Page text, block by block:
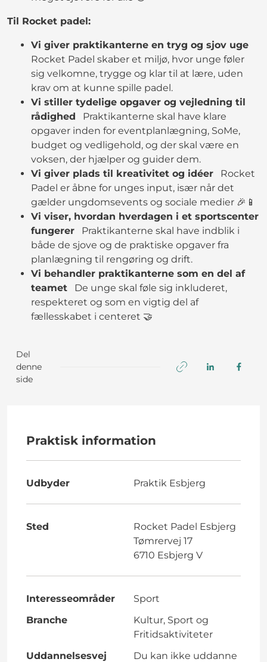
Til Rocket padel:
Vi giver praktikanterne en tryg og sjov uge
Rocket Padel skaber et miljø, hvor unge føler
sig velkomne, trygge og klar til at lære, uden
krav om at kunne spille padel.
Vi stiller tydelige opgaver og vejledning til
rådighed Praktikanterne skal have klare
opgaver inden for eventplanlægning, SoMe,
budget og vedligehold, og der skal være en
voksen, der hjælper og guider dem.
Vi giver plads til kreativitet og idéer Rocket
Padel er åbne for unges input, især når det
gælder ungdomsevents og sociale medier 🎉📱
Vi viser, hvordan hverdagen i et sportscenter
fungerer Praktikanterne skal have indblik i
både de sjove og de praktiske opgaver fra
planlægning til rengøring og drift.
Vi behandler praktikanterne som en del af
teamet De unge skal føle sig inkluderet,
respekteret og som en vigtig del af
fællesskabet i centeret 🤝
Del
denne
side
Praktisk information
Udbyder Praktik Esbjerg
Sted
Rocket Padel Esbjerg
Tømrervej 17
6710 Esbjerg V
Interesseområder
Sport
Branche
Kultur, Sport og
Fritidsaktiviteter
Uddannelsesvej
Du kan ikke uddanne